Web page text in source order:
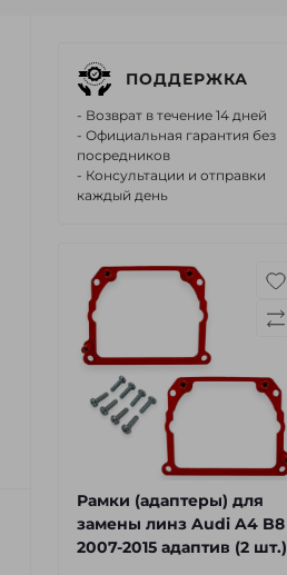
ПОДДЕРЖКА
- Возврат в течение 14 дней
- Официальная гарантия без
посредников
- Консультации и отправки
каждый день
Рамки (адаптеры) для
замены линз Audi A4 B8
2007-2015 адаптив (2 шт.)